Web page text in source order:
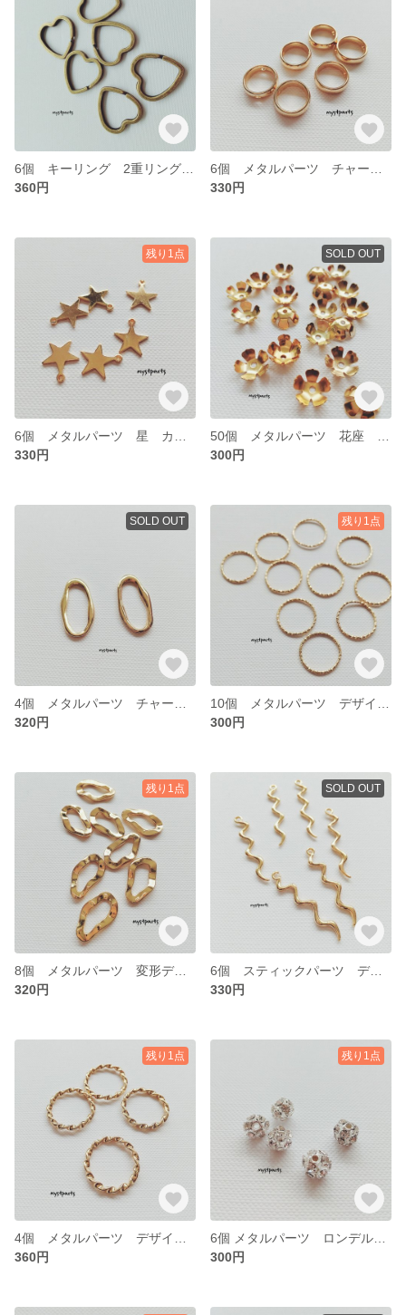
360円
330円
残り1点
330円
SOLD OUT
300円
SOLD OUT
320円
残り1点
300円
残り1点
8個 メタルパーツ 変形デザイン レジン チャーム【cp0287】
320円
SOLD OUT
6個 スティックパーツ デザインスティック【cp0286】
330円
残り1点
360円
残り1点
300円